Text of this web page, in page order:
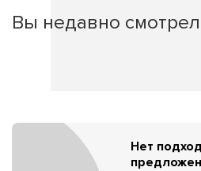
Вы недавно
Нет